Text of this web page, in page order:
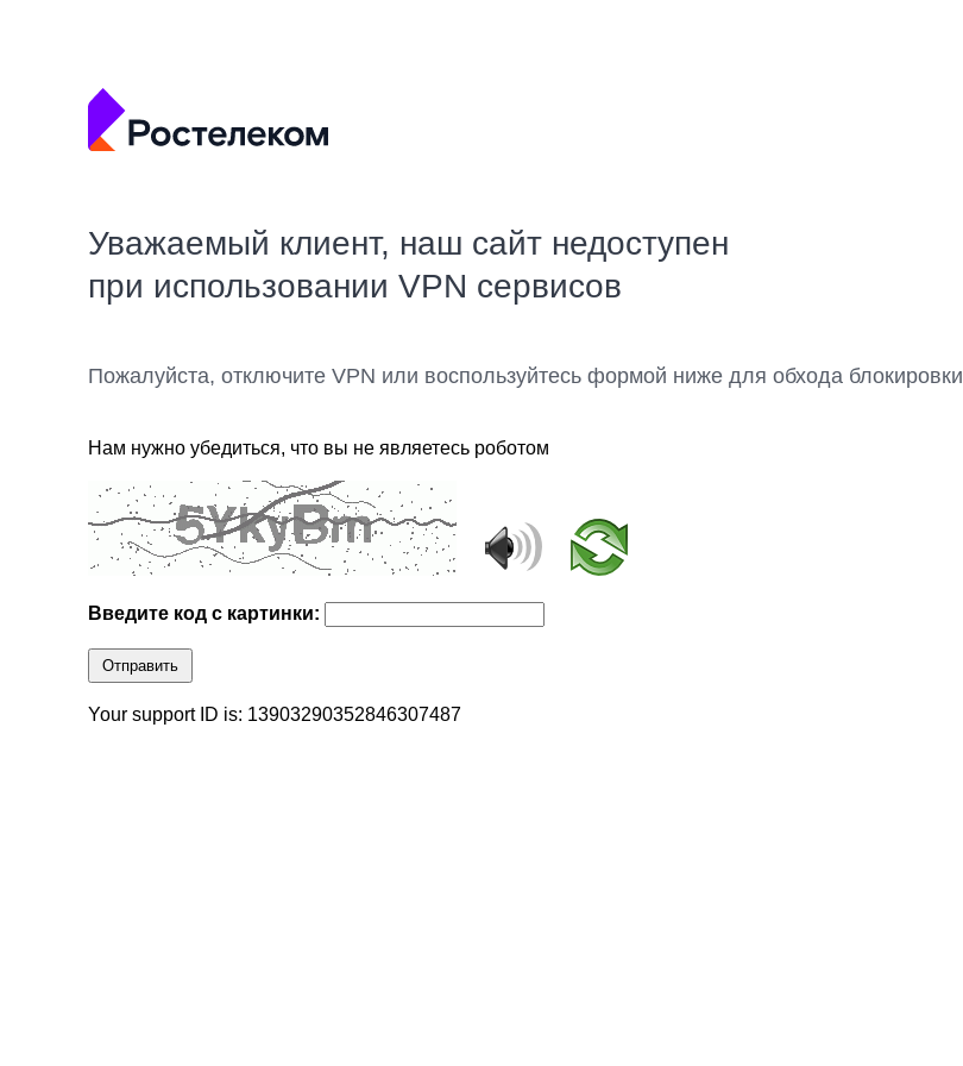
Уважаемый клиент, наш сайт недоступен
при использовании VPN сервисов
Пожалуйста, отключите VPN или воспользуйтесь формой ниже для обхода блокировки
Нам нужно убедиться, что вы не являетесь роботом
Введите код с картинки:
Отправить
Your support ID is: 13903290352846307487